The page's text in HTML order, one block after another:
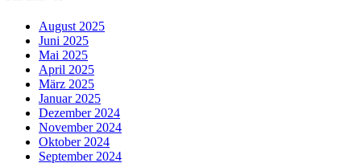
August 2025
Juni 2025
Mai 2025
April 2025
März 2025
Januar 2025
Dezember 2024
November 2024
Oktober 2024
September 2024